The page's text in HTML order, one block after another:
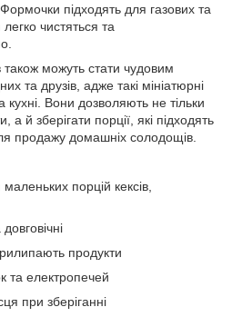
підходять для газових та
чистяться та
також можуть стати чудовим
та друзів, адже такі мініатюрні
Вони дозволяють не тільки
а й зберігати порції, які підходять
продажу домашніх солодощів.
порцій кексів,
продукти
та електропечей
при зберіганні